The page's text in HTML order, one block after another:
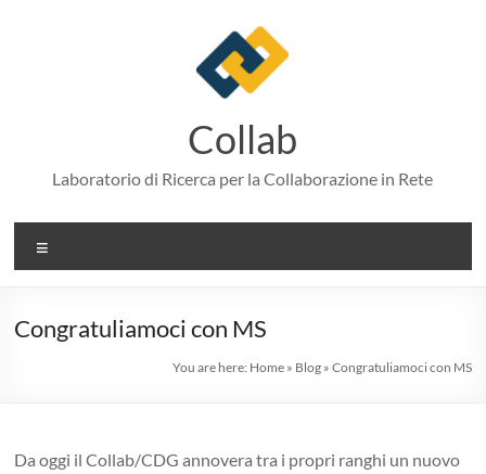
Collab
Laboratorio di Ricerca per la Collaborazione in Rete
Congratuliamoci con MS
You are here: Home» Blog» Congratuliamoci con MS
Da oggi il Collab/CDG annovera tra i propri ranghi un nuovo